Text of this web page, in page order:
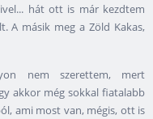
hát ott is már kezdtem
A másik meg a Zöld Kakas,
nem szerettem, mert
akkor még sokkal fiatalabb
ami most van, mégis, ott is